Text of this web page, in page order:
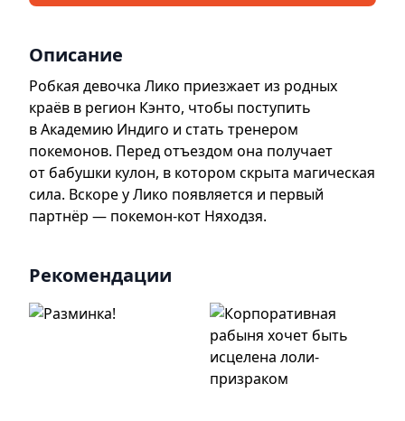
Описание
Робкая девочка Лико приезжает из родных
краёв в регион Кэнто, чтобы поступить
в Академию Индиго и стать тренером
покемонов. Перед отъездом она получает
от бабушки кулон, в котором скрыта магическая
сила. Вскоре у Лико появляется и первый
партнёр — покемон-кот Няходзя.
Рекомендации